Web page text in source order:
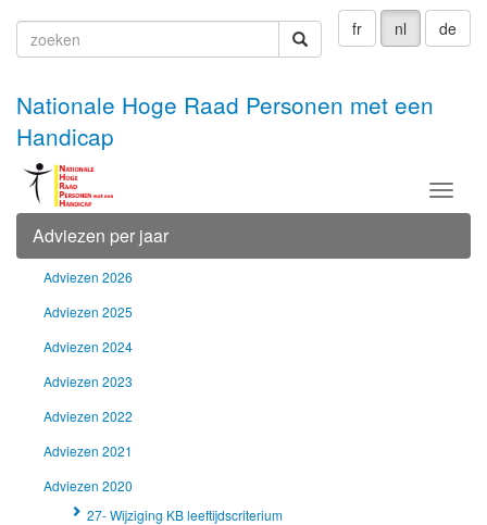
fr nl de
zoeken
Nationale Hoge Raad Personen met een
Handicap
Menu
Adviezen per jaar
Adviezen 2026
Adviezen 2025
Adviezen 2024
Adviezen 2023
Adviezen 2022
Adviezen 2021
Adviezen 2020
27- Wijziging KB leeftijdscriterium